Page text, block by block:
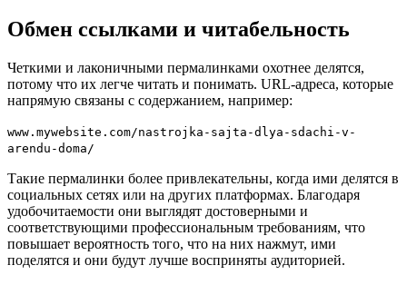
Обмен ссылками и читабельность
Четкими и лаконичными пермалинками охотнее делятся,
потому что их легче читать и понимать. URL-адреса, которые
напрямую связаны с содержанием, например:
www.mywebsite.com/nastrojka-sajta-dlya-sdachi-v-
arendu-doma/
Такие пермалинки более привлекательны, когда ими делятся в
социальных сетях или на других платформах. Благодаря
удобочитаемости они выглядят достоверными и
соответствующими профессиональным требованиям, что
повышает вероятность того, что на них нажмут, ими
поделятся и они будут лучше восприняты аудиторией.